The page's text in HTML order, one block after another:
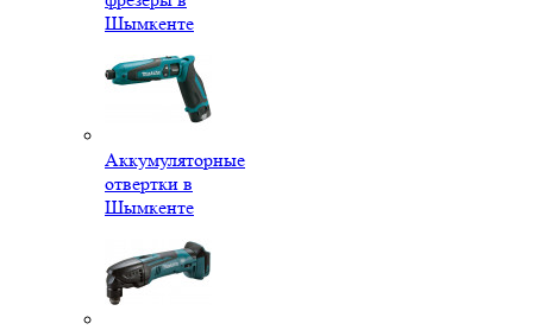
Шымкенте
Аккумуляторные
отвертки в
Шымкенте